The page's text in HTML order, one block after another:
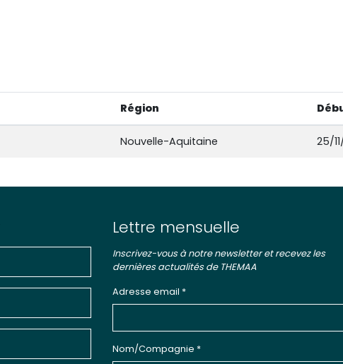
Région
Nouvelle-Aquitaine 25/
Lettre mensuelle
Inscrivez-vous à notre newsletter et recevez les
dernières actualités de THEMAA
Adresse email *
Nom/Compagnie *